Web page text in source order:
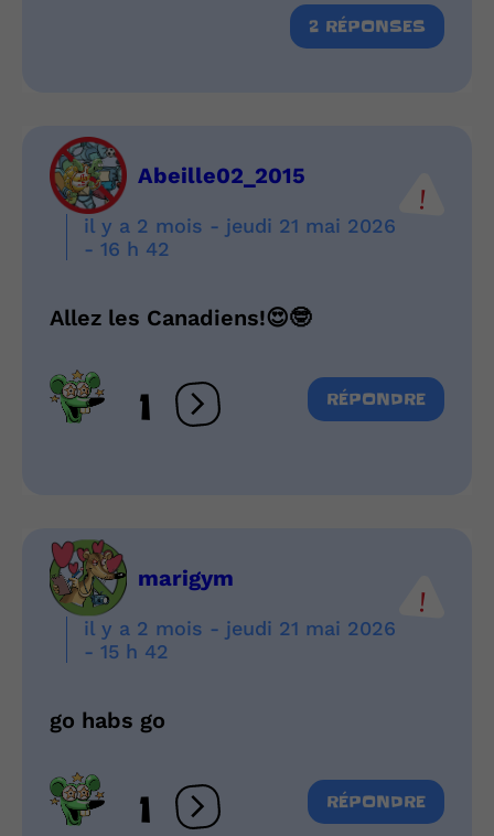
2 RÉPONSES
Abeille02_2015
il y a 2 mois - jeudi 21 mai 2026
- 16 h 42
Allez les Canadiens!😍🤓
1 Ouvrir les réactions
RÉPONDRE
marigym
il y a 2 mois - jeudi 21 mai 2026
- 15 h 42
go habs go
1 Ouvrir les réactions
RÉPONDRE